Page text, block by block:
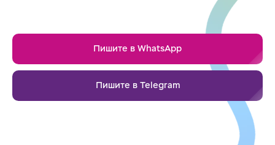
Пишите в WhatsApp
Пишите в Telegram